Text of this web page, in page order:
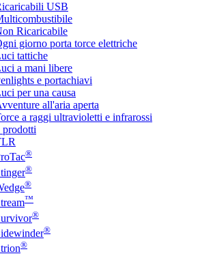
USB
Ricaricabile
giorno porta torce elettriche
tattiche
a mani libere
e portachiavi
per una causa
all'aria aperta
a raggi ultravioletti e infrarossi
prodotti
®
®
®
™
®
®
®